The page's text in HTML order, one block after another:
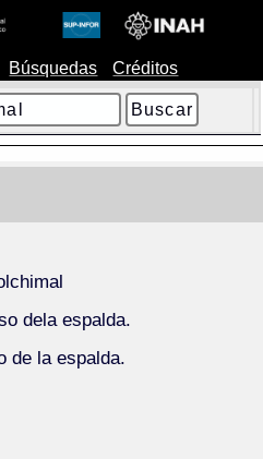
Búsquedas Créditos
dela espalda.
de la espalda.